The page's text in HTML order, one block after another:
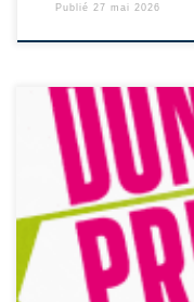
Publié 27 mai 2026